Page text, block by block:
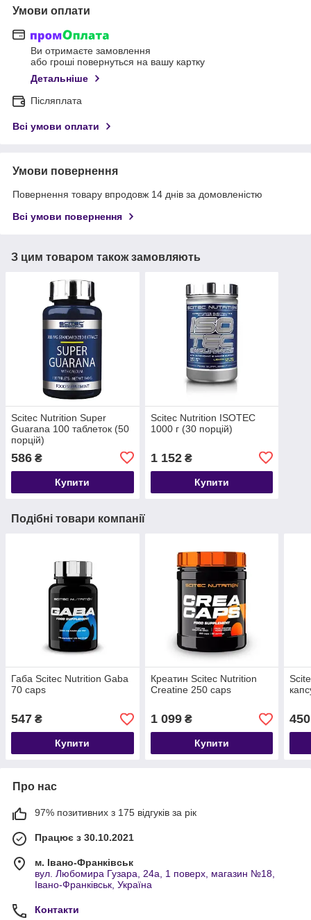
Умови оплати
Ви отримаєте замовлення
або гроші повернуться на вашу картку
Детальніше
Післяплата
Всі умови оплати
Умови повернення
Повернення товару впродовж 14 днів за домовленістю
Всі умови повернення
З цим товаром також замовляють
Scitec Nutrition Super
Guarana 100 таблеток (50
порцій)
586 ₴
Купити
Scitec Nutrition ISOTEC
1000 г (30 порцій)
1 152₴
Купити
Подібні товари компанії
Габа Scitec Nutrition Gaba
70 caps
547 ₴
Купити
Креатин Scitec Nutrition
Creatine 250 caps
1 099₴
Купити
450
Про нас
97% позитивних з 175 відгуків за рік
Працює з 30.10.2021
м. Івано-Франківськ
вул. Любомира Гузара, 24а, 1 поверх, магазин №18,
Івано-Франківськ, Україна
Контакти